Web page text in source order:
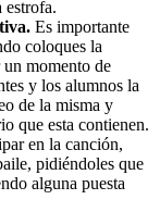
estrofa.
Es importante
coloques la
un momento de
y los alumnos la
de la misma y
que esta contienen.
en la canción,
pidiéndoles que
alguna puesta